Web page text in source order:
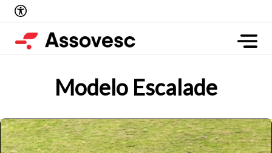
Modelo Escalade